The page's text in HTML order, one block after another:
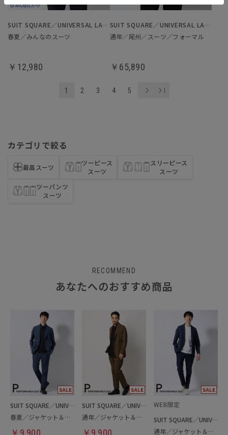
SUIT SQUARE／UNIVERSAL LANGUAGE
春夏／みんなのスーツ
￥12,980
SUIT SQUARE／UNIVERSAL LANGUAGE
通年／尾州／スーツ／フォーマル
￥65,890
1 2 3 4 5
カテゴリで絞る
最高スーツ
ツーピース
スーツ
スリーピース
スーツ
ツーパンツ
スーツ
RECOMMEND
あなたへのおすすめ商品
SUIT SQUARE／UNIVERSAL LANGUAGE
春夏／ジャケット＆パンツセットアップ／洗濯ネット付き
￥ 9,900
SUIT SQUARE／UNIVERSAL LANGUAGE
通年／ジャケット＆パンツセットアップ
￥ 9,900
SUIT SQUARE／UNIVERSAL LANGUAGE
通年／ジャケット＆パンツ＆Tシャツセットアップ